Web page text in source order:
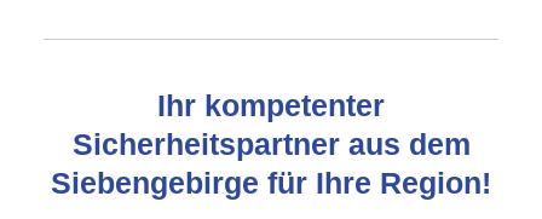
Ihr kompetenter
Sicherheitspartner aus dem
Siebengebirge für Ihre Region!